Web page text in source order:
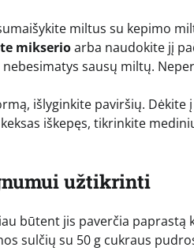
miltus su kepimo
mikserioarba naudokite jį
sausų miltų.
išlyginkite paviršių. Dėkite
iškepęs, tikrinkite
užtikrinti
būtent jis paverčia paprastą
sulčių su 50 g cukraus